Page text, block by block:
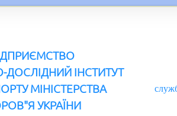
ДОСЛІДНИЙ ІНСТИТУТ
МІНІСТЕРСТВА
УКРАЇНИ
служба